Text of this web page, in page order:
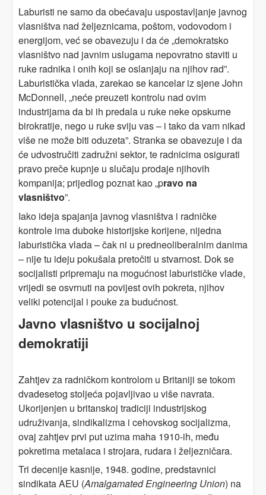
Laburisti ne samo da obećavaju uspostavljanje javnog
vlasništva nad željeznicama, poštom, vodovodom i
energijom, već se obavezuju i da će „demokratsko
vlasništvo nad javnim uslugama nepovratno staviti u
ruke radnika i onih koji se oslanjaju na njihov rad”.
Laburistička vlada, zarekao se kancelar iz sjene John
McDonnell, „neće preuzeti kontrolu nad ovim
industrijama da bi ih predala u ruke neke opskurne
birokratije, nego u ruke sviju vas – i tako da vam nikad
više ne može biti oduzeta”. Stranka se obavezuje i da
će udvostručiti zadružni sektor, te radnicima osigurati
pravo preče kupnje u slučaju prodaje njihovih
kompanija; prijedlog poznat kao „pravo na
vlasništvo”.
Iako ideja spajanja javnog vlasništva i radničke
kontrole ima duboke historijske korijene, nijedna
laburistička vlada – čak ni u predneoliberalnim danima
– nije tu ideju pokušala pretočiti u stvarnost. Dok se
socijalisti pripremaju na mogućnost laburističke vlade,
vrijedi se osvrnuti na povijest ovih pokreta, njihov
veliki potencijal i pouke za budućnost.
Javno vlasništvo u socijalnoj
demokratiji
Zahtjev za radničkom kontrolom u Britaniji se tokom
dvadesetog stoljeća pojavljivao u više navrata.
Ukorijenjen u britanskoj tradiciji industrijskog
udruživanja, sindikalizma i cehovskog socijalizma,
ovaj zahtjev prvi put uzima maha 1910-ih, među
pokretima metalaca i strojara, rudara i željezničara.
Tri decenije kasnije, 1948. godine, predstavnici
sindikata AEU (Amalgamated Engineering Union) na